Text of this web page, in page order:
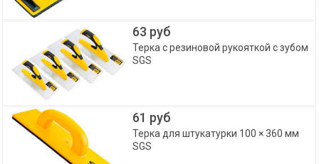
63 руб
Терка с резиновой рукояткой с зубом
SGS
61 руб
Терка для штукатурки 100 × 360 мм
SGS